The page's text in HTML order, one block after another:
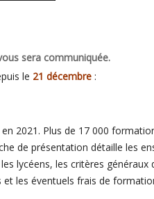
sera communiquée.
le 21 décembre :
2021. Plus de 17 000
de présentation détaille les
lycéens, les critères généraux
et les éventuels frais de